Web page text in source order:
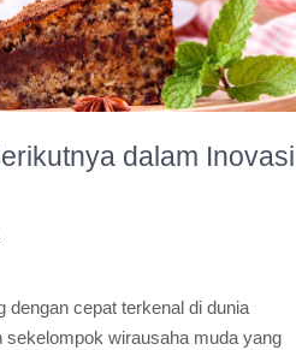
dalam Inovasi
dengan cepat terkenal di dunia
sekelompok wirausaha muda yang